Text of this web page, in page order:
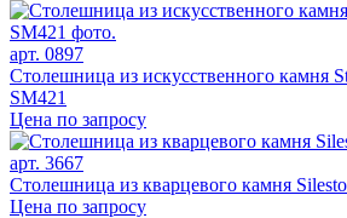
арт. 0897
Столешница из искусственного камня
SM421
Цена по запросу
арт. 3667
Столешница из кварцевого камня
Цена по запросу